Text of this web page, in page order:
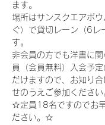
ます。
場所はサンスクエアボ
ぐ）で貸切レーン（6レ
す。
非会員の方でも洋書に
員（会員無料）入会予
だけますので、お知り
せのうえご参加ください
☆定員18名ですのでお
ださい。☆